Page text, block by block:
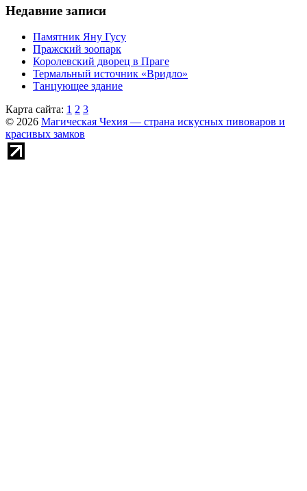
Недавние записи
Памятник Яну Гусу
Пражский зоопарк
Королевский дворец в Праге
Термальный источник «Вридло»
Танцующее здание
Карта сайта: 1 2 3
© 2026 Магическая Чехия — страна искусных пивоваров и
красивых замков